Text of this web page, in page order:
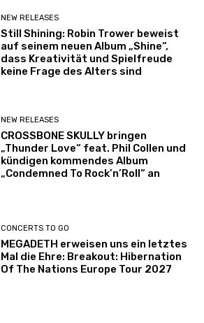
NEW RELEASES
Still Shining: Robin Trower beweist
auf seinem neuen Album „Shine“,
dass Kreativität und Spielfreude
keine Frage des Alters sind
NEW RELEASES
CROSSBONE SKULLY bringen
„Thunder Love“ feat. Phil Collen und
kündigen kommendes Album
„Condemned To Rock’n’Roll“ an
CONCERTS TO GO
MEGADETH erweisen uns ein letztes
Mal die Ehre: Breakout: Hibernation
Of The Nations Europe Tour 2027